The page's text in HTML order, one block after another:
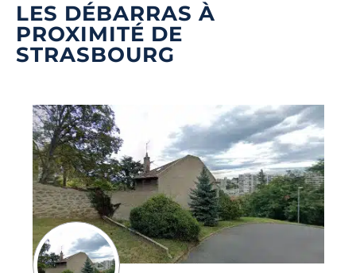
LES DÉBARRAS À
PROXIMITÉ DE
STRASBOURG